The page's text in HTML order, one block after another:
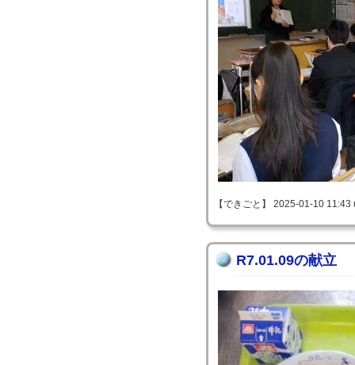
【できごと】 2025-01-10
R7.01.09の献立